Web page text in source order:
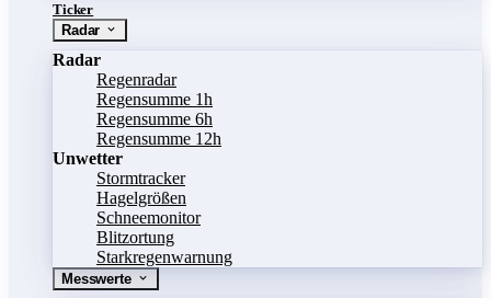
Ticker
Radar
Radar
Regenradar
Regensumme 1h
Regensumme 6h
Regensumme 12h
Unwetter
Stormtracker
Hagelgrößen
Schneemonitor
Blitzortung
Starkregenwarnung
Messwerte